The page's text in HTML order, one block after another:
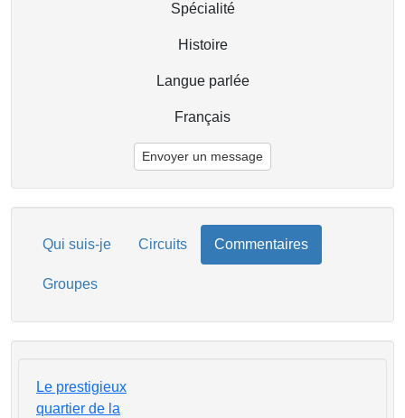
Spécialité
Histoire
Langue parlée
Français
Envoyer un message
Qui suis-je Circuits Commentaires
Groupes
Le prestigieux
quartier de la